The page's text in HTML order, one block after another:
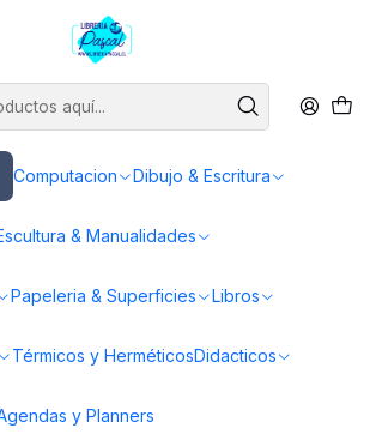
Computacion Dibujo & Escritura
& Manualidades
Papeleria & Superficies Libros
Térmicos y HerméticosDidacticos
y Planners
es el texto del slide
Lápices Gel 9 Colores - Languo